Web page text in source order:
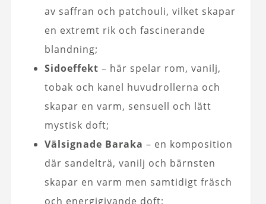
av saffran och patchouli, vilket skapar
en extremt rik och fascinerande
blandning;
Sidoeffekt – här spelar rom, vanilj,
tobak och kanel huvudrollerna och
skapar en varm, sensuell och lätt
mystisk doft;
Välsignade Baraka – en komposition
där sandelträ, vanilj och bärnsten
skapar en varm men samtidigt fräsch
och energigivande doft;